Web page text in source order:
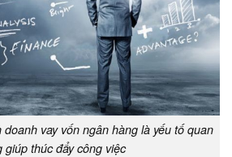
vay vốn ngân hàng là yếu tố quan
giúp thúc đẩy công việc